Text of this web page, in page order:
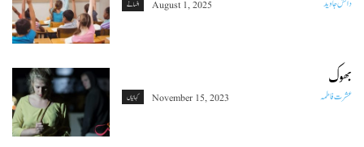
افسانے دانش جاوید August 1, 2025
بھوک
کہانیاں عشرت فاطمہ November 15, 2023